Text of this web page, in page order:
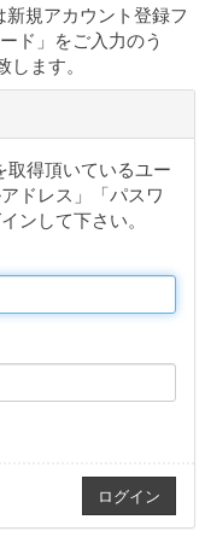
規アカウント登録フ
ド」をご入力のう
ます。
得頂いているユー
ドレス」「パスワ
ンして下さい。